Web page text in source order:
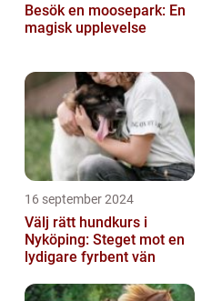
Besök en moosepark: En
magisk upplevelse
16 september 2024
Välj rätt hundkurs i
Nyköping: Steget mot en
lydigare fyrbent vän